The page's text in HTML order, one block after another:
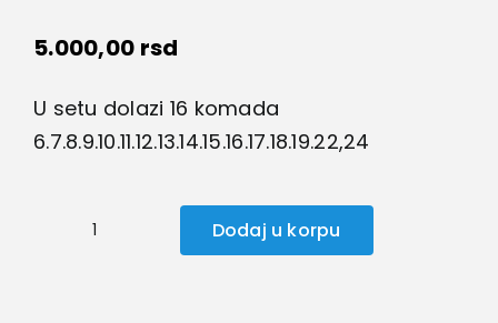
5.000,00 rsd
U setu dolazi 16 komada
6.7.8.9.10.11.12.13.14.15.16.17.18.19.22,24
DINGQI
Dodaj u korpu